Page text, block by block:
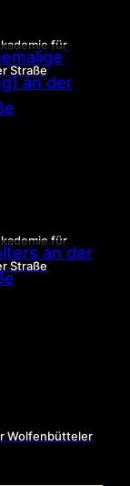
für
Straße
für
Straße
Wolfenbütteler